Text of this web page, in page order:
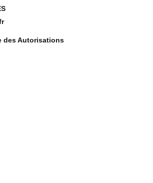
des Autorisations